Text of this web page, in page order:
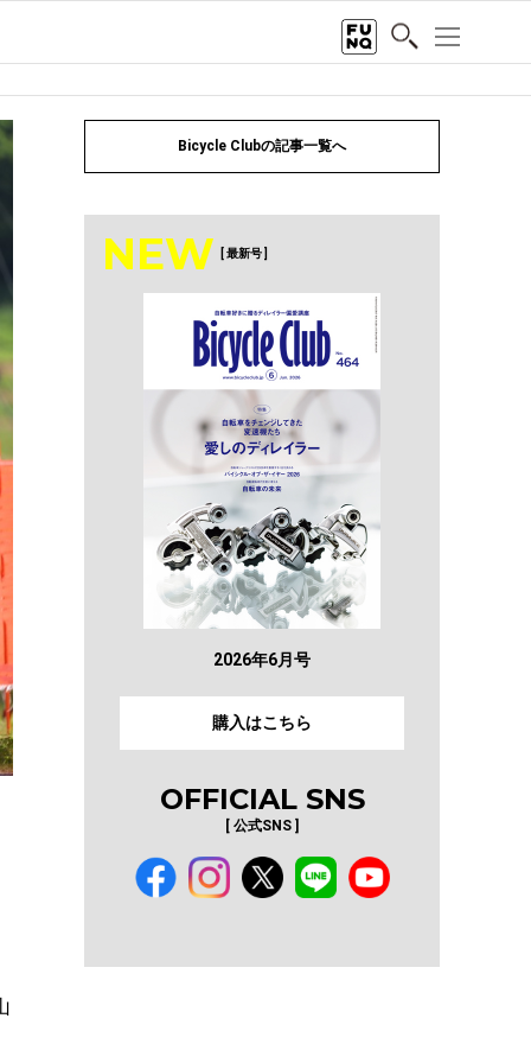
Bicycle Clubの記事一覧へ
NEW [ 最新号 ]
2026年6月号
購入はこちら
OFFICIAL SNS
[ 公式SNS ]